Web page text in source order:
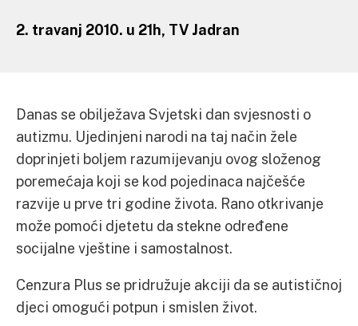
2. travanj 2010. u 21h, TV Jadran
Danas se obilježava Svjetski dan svjesnosti o
autizmu. Ujedinjeni narodi na taj način žele
doprinjeti boljem razumijevanju ovog složenog
poremećaja koji se kod pojedinaca najčešće
razvije u prve tri godine života. Rano otkrivanje
može pomoći djetetu da stekne određene
socijalne vještine i samostalnost.
Cenzura Plus se pridružuje akciji da se autističnoj
djeci omogući potpun i smislen život.